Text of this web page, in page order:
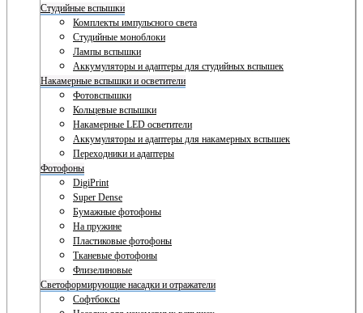
Студийные вспышки
Комплекты импульсного света
Студийные моноблоки
Лампы вспышки
Аккумуляторы и адаптеры для студийных вспышек
Накамерные вспышки и осветители
Фотовспышки
Кольцевые вспышки
Накамерные LED осветители
Аккумуляторы и адаптеры для накамерных вспышек
Переходники и адаптеры
Фотофоны
DigiPrint
Super Dense
Бумажные фотофоны
На пружине
Пластиковые фотофоны
Тканевые фотофоны
Флизелиновые
Светоформирующие насадки и отражатели
Софтбоксы